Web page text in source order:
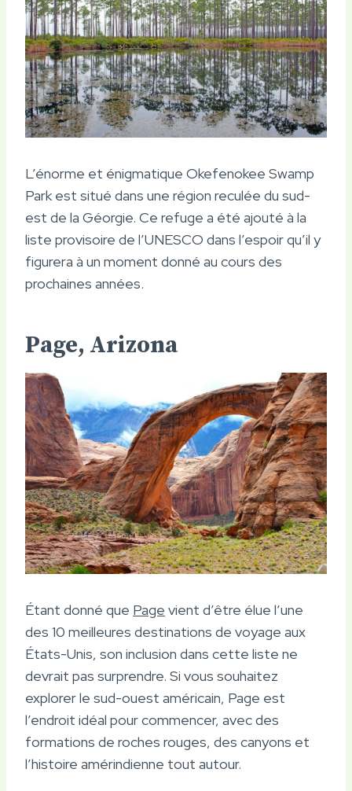
L’énorme et énigmatique Okefenokee Swamp
Park est situé dans une région reculée du sud-
est de la Géorgie. Ce refuge a été ajouté à la
liste provisoire de l’UNESCO dans l’espoir qu’il y
figurera à un moment donné au cours des
prochaines années.
Page, Arizona
Étant donné que Page vient d’être élue l’une
des 10 meilleures destinations de voyage aux
États-Unis, son inclusion dans cette liste ne
devrait pas surprendre. Si vous souhaitez
explorer le sud-ouest américain, Page est
l’endroit idéal pour commencer, avec des
formations de roches rouges, des canyons et
l’histoire amérindienne tout autour.